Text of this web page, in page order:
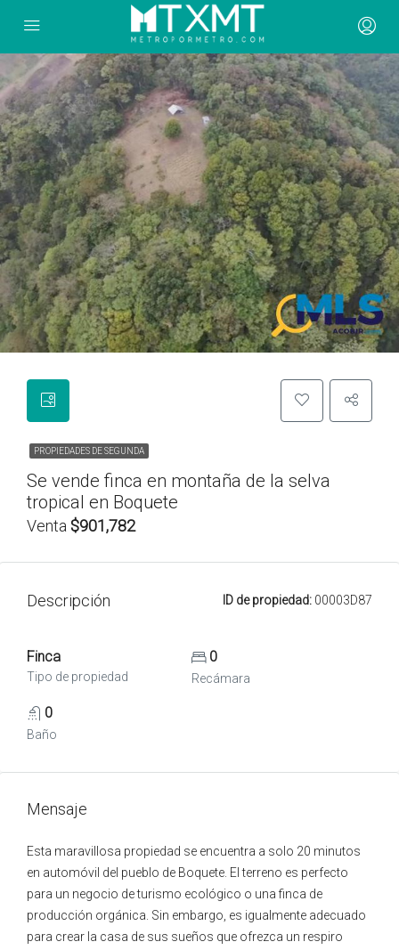
PROPIEDADES DE SEGUNDA
Se vende finca en montaña de la selva
tropical en Boquete
Venta $901,782
Descripción ID de propiedad: 00003D87
Finca
Tipo de propiedad
0
Recámara
0
Baño
Mensaje
Esta maravillosa propiedad se encuentra a solo 20 minutos
en automóvil del pueblo de Boquete. El terreno es perfecto
para un negocio de turismo ecológico o una finca de
producción orgánica. Sin embargo, es igualmente adecuado
para crear la casa de sus sueños que ofrezca un respiro